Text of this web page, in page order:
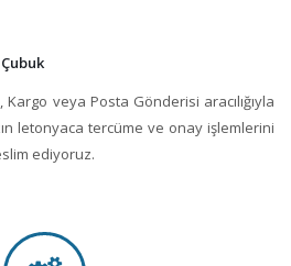
veya Posta Gönderisi aracılığıyla
letonyaca tercüme ve onay işlemlerini
ediyoruz.